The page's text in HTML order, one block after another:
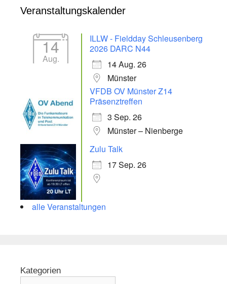
Veranstaltungskalender
14
Aug.
ILLW - Fieldday Schleusenberg
2026 DARC N44
14 Aug. 26
Münster
VFDB OV Münster Z14
Präsenztreffen
3 Sep. 26
Münster – Nienberge
Zulu Talk
17 Sep. 26
alle Veranstaltungen
Kategorien